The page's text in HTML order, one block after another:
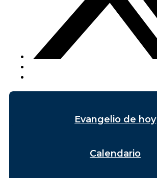
Evangelio de hoy
Calendario